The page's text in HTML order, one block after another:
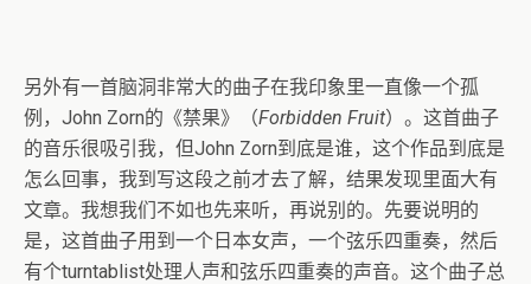
另外有一首脑洞非常大的曲子在我印象里一直像一个孤
例，John Zorn的《禁果》（Forbidden Fruit）。这首曲子
的音乐很吸引我，但John Zorn到底是谁，这个作品到底是
怎么回事，我到写这段之前才去了解，结果发现里面大有
文章。我想我们不如也先来听，再说别的。先要说明的
是，这首曲子用到一个日本女声，一个弦乐四重奏，然后
有个turntablist处理人声和弦乐四重奏的声音。这个曲子总